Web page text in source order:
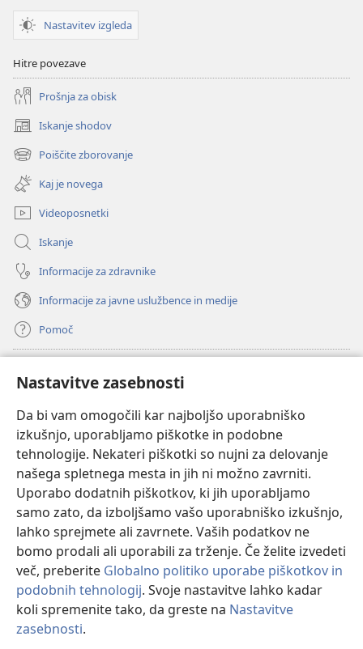
Nastavitve zasebnosti
Da bi vam omogočili kar najboljšo uporabniško
izkušnjo, uporabljamo piškotke in podobne
tehnologije. Nekateri piškotki so nujni za delovanje
našega spletnega mesta in jih ni možno zavrniti.
Uporabo dodatnih piškotkov, ki jih uporabljamo
samo zato, da izboljšamo vašo uporabniško izkušnjo,
lahko sprejmete ali zavrnete. Vaših podatkov ne
bomo prodali ali uporabili za trženje. Če želite izvedeti
več, preberite Globalno politiko uporabe piškotkov in
podobnih tehnologij. Svoje nastavitve lahko kadar
koli spremenite tako, da greste na Nastavitve
zasebnosti.
Nastavitev izgleda
Hitre povezave
Prošnja za obisk
Iskanje shodov
(odpre
novo
okno)
Poiščite zborovanje
(odpre
novo
okno)
Kaj je novega
Videoposnetki
Iskanje
Informacije za zdravnike
Informacije za javne uslužbence in medije
Pomoč
(odpre
novo
okno) Watchtowerjeva SPLETNA KNJIŽNICA™
(odpre
novo
okno) JW Hub
(odpre
novo
okno)JW Library
Watchtower Library
Copyright© 2026 Watch Tower Bible and Tract Society of Pennsylvania.
POGOJI UPORABE